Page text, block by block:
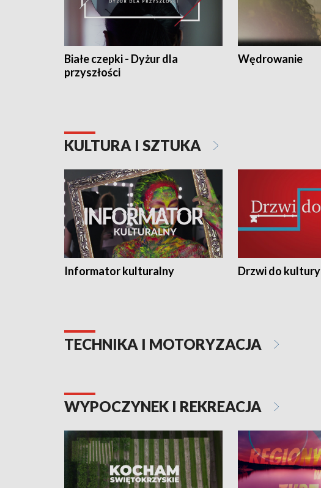
Białe czepki - Dyżur dla
przyszłości
Wędrowanie
KULTURA I SZTUKA
Informator kulturalny Drzwi do kultury
TECHNIKA I MOTORYZACJA
WYPOCZYNEK I REKREACJA